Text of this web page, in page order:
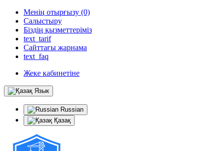
Менің отырғызу (0)
Салыстыру
Біздің қызметтеріміз
text_tarif
Сайттағы жарнама
text_faq
Жеке кабинетіне
Язык
Russian
Қазақ